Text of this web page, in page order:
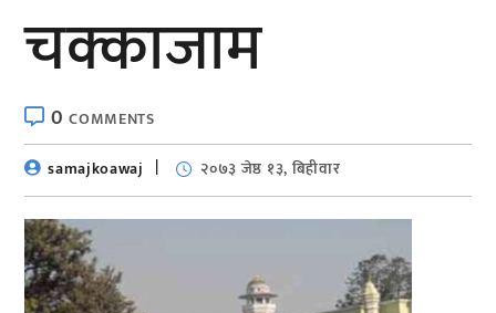
चक्काजाम
0COMMENTS
samajkoawaj
२०७३ जेष्ठ १३, बिहीवार